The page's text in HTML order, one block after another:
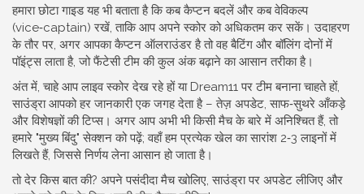
हमारा छोटा गाइड यह भी बताता है कि कब कैप्टन बदलें और कब वेविकल्प
(vice‑captain) रखें, ताकि आप अपने स्कोर को अधिकतम कर सकें। उदाहरण
के तौर पर, अगर आपका कैप्टन ऑलराउंडर है तो वह बैटिंग और बॉलिंग दोनों में
पॉइंट्स लाता है, जो फैंटेसी टीम की कुल अंक बढ़ाने का आसान तरीका है।
अंत में, चाहे आप लाइव स्कोर देख रहे हों या Dream11 पर टीम बनाना चाहते हों,
साउंड्रा आपको हर जानकारी एक जगह देता है – तेज़ अपडेट, साफ‑सुथरे आँकड़े
और विशेषज्ञों की टिप्स। अगर आप अभी भी किसी मैच के बारे में अनिश्चित हैं, तो
हमारे "मुख्य बिंदु" सेक्शन को पढ़ें; वहाँ हम प्रत्येक खेल का सारांश 2‑3 लाइनों में
लिखते हैं, जिससे निर्णय लेना आसान हो जाता है।
तो देर किस बात की? अपने पसंदीदा मैच खोलिए, साउंड्रा पर अपडेट लीजिए और